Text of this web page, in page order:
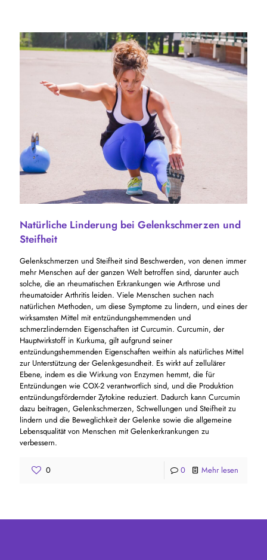
Natürliche Linderung bei Gelenkschmerzen und
Steifheit
Gelenkschmerzen und Steifheit sind Beschwerden, von denen immer
mehr Menschen auf der ganzen Welt betroffen sind, darunter auch
solche, die an rheumatischen Erkrankungen wie Arthrose und
rheumatoider Arthritis leiden. Viele Menschen suchen nach
natürlichen Methoden, um diese Symptome zu lindern, und eines der
wirksamsten Mittel mit entzündungshemmenden und
schmerzlindernden Eigenschaften ist Curcumin. Curcumin, der
Hauptwirkstoff in Kurkuma, gilt aufgrund seiner
entzündungshemmenden Eigenschaften weithin als natürliches Mittel
zur Unterstützung der Gelenkgesundheit. Es wirkt auf zellulärer
Ebene, indem es die Wirkung von Enzymen hemmt, die für
Entzündungen wie COX-2 verantwortlich sind, und die Produktion
entzündungsfördernder Zytokine reduziert. Dadurch kann Curcumin
dazu beitragen, Gelenkschmerzen, Schwellungen und Steifheit zu
lindern und die Beweglichkeit der Gelenke sowie die allgemeine
Lebensqualität von Menschen mit Gelenkerkrankungen zu
verbessern.
0 0 Mehr lesen